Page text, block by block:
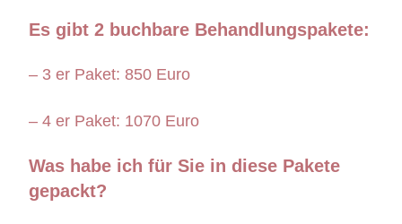
Es gibt 2 buchbare Behandlungspakete:
– 3 er Paket: 850 Euro
– 4 er Paket: 1070 Euro
Was habe ich für Sie in diese Pakete
gepackt?